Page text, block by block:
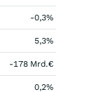
-0,3%
5,3%
-178 Mrd.€
0,2%